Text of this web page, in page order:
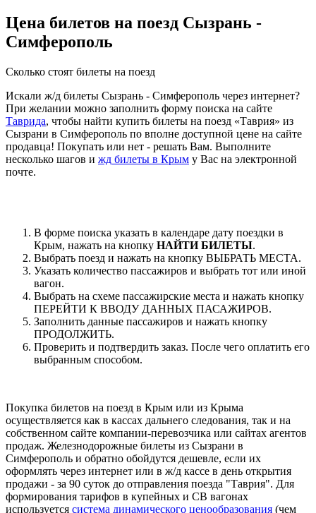
Цена билетов на поезд Сызрань -
Симферополь
Сколько стоят билеты на поезд
Искали ж/д билеты Сызрань - Симферополь через интернет?
При желании можно заполнить форму поиска на сайте
Таврида, чтобы найти купить билеты на поезд «Таврия» из
Сызрани в Симферополь по вполне доступной цене на сайте
продавца! Покупать или нет - решать Вам. Выполните
несколько шагов и жд билеты в Крым у Вас на электронной
почте.
В форме поиска указать в календаре дату поездки в
Крым, нажать на кнопку НАЙТИ БИЛЕТЫ.
Выбрать поезд и нажать на кнопку ВЫБРАТЬ МЕСТА.
Указать количество пассажиров и выбрать тот или иной
вагон.
Выбрать на схеме пассажирские места и нажать кнопку
ПЕРЕЙТИ К ВВОДУ ДАННЫХ ПАСАЖИРОВ.
Заполнить данные пассажиров и нажать кнопку
ПРОДОЛЖИТЬ.
Проверить и подтвердить заказ. После чего оплатить его
выбранным способом.
Покупка билетов на поезд в Крым или из Крыма
осуществляется как в кассах дальнего следования, так и на
собственном сайте компании-перевозчика или сайтах агентов
продаж. Железнодорожные билеты из Сызрани в
Симферополь и обратно обойдутся дешевле, если их
оформлять через интернет или в ж/д кассе в день открытия
продажи - за 90 суток до отправления поезда "Таврия". Для
формирования тарифов в купейных и СВ вагонах
используется система динамического ценообразования (чем